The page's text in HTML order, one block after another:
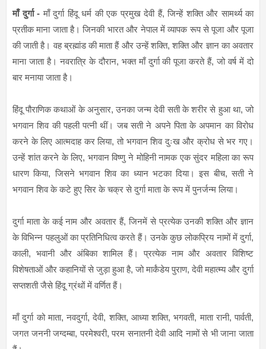
माँ दुर्गा -माँ दुर्गा हिंदू धर्म की एक प्रमुख देवी हैं, जिन्हें शक्ति और सामर्थ्य का
प्रतीक माना जाता है। जिनकी भारत और नेपाल में व्यापक रूप से पूजा और पूजा
की जाती है। वह ब्रह्मांड की माता हैं और उन्हें शक्ति, शक्ति और ज्ञान का अवतार
माना जाता है। नवरात्रि के दौरान, भक्त माँ दुर्गा की पूजा करते हैं, जो वर्ष में दो
बार मनाया जाता है।
हिंदू पौराणिक कथाओं के अनुसार, उनका जन्म देवी सती के शरीर से हुआ था, जो
भगवान शिव की पहली पत्नी थीं। जब सती ने अपने पिता के अपमान का विरोध
करने के लिए आत्मदाह कर लिया, तो भगवान शिव दुःख और क्रोध से भर गए।
उन्हें शांत करने के लिए, भगवान विष्णु ने मोहिनी नामक एक सुंदर महिला का रूप
धारण किया, जिसने भगवान शिव का ध्यान भटका दिया। इस बीच, सती ने
भगवान शिव के कटे हुए सिर के चक्र से दुर्गा माता के रूप में पुनर्जन्म लिया।
दुर्गा माता के कई नाम और अवतार हैं, जिनमें से प्रत्येक उनकी शक्ति और ज्ञान
के विभिन्न पहलुओं का प्रतिनिधित्व करते हैं। उनके कुछ लोकप्रिय नामों में दुर्गा,
काली, भवानी और अंबिका शामिल हैं। प्रत्येक नाम और अवतार विशिष्ट
विशेषताओं और कहानियों से जुड़ा हुआ है, जो मार्कंडेय पुराण, देवी महात्म्य और दुर्गा
सप्तशती जैसे हिंदू ग्रंथों में वर्णित हैं।
माँ दुर्गा को माता, नवदुर्गा, देवी, शक्ति, आध्या शक्ति, भगवती, माता रानी, पार्वती,
जगत जननी जग्दम्बा, परमेश्वरी, परम सनातनी देवी आदि नामों से भी जाना जाता